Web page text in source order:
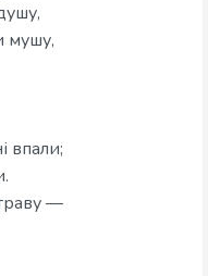
мушу,
впали;
—